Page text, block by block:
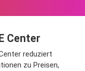
Center
reduziert
zu Preisen,